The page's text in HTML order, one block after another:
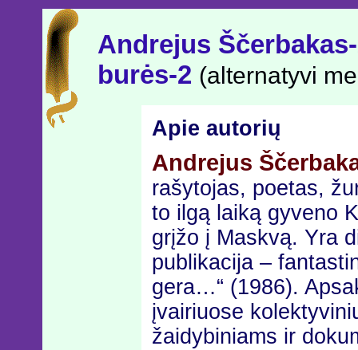
Andrejus
burės-2 (alternatyvi
Apie autorių
Andrejus
rašytojas, poetas,
to ilgą laiką gyveno
grįžo į Maskvą. Yra
publikacija –
gera…“ (1986).
įvairiuose
žaidybiniams ir